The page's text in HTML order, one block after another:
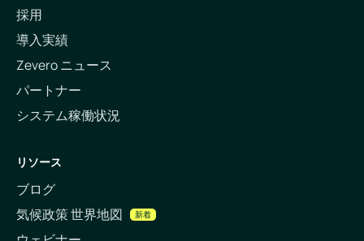
採用
導入実績
Zevero ニュース
パートナー
システム稼働状況
リソース
ブログ
気候政策 世界地図
新着